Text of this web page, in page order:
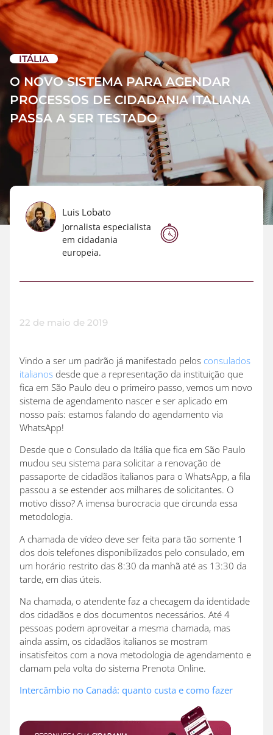
ITÁLIA
O NOVO SISTEMA PARA AGENDAR
PROCESSOS DE CIDADANIA ITALIANA
PASSA A SER TESTADO
Luis Lobato
Jornalista especialista
em cidadania
europeia.
22 de maio de 2019
Vindo a ser um padrão já manifestado pelos consulados
italianos desde que a representação da instituição que
fica em São Paulo deu o primeiro passo, vemos um novo
sistema de agendamento nascer e ser aplicado em
nosso país: estamos falando do agendamento via
WhatsApp!
Desde que o Consulado da Itália que fica em São Paulo
mudou seu sistema para solicitar a renovação de
passaporte de cidadãos italianos para o WhatsApp, a fila
passou a se estender aos milhares de solicitantes. O
motivo disso? A imensa burocracia que circunda essa
metodologia.
A chamada de vídeo deve ser feita para tão somente 1
dos dois telefones disponibilizados pelo consulado, em
um horário restrito das 8:30 da manhã até as 13:30 da
tarde, em dias úteis.
Na chamada, o atendente faz a checagem da identidade
dos cidadãos e dos documentos necessários. Até 4
pessoas podem aproveitar a mesma chamada, mas
ainda assim, os cidadãos italianos se mostram
insatisfeitos com a nova metodologia de agendamento e
clamam pela volta do sistema Prenota Online.
Intercâmbio no Canadá: quanto custa e como fazer